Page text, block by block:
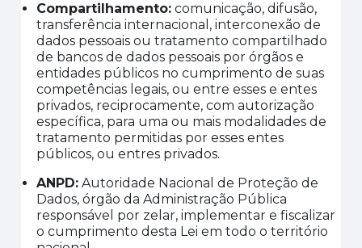
Compartilhamento: comunicação, difusão,
transferência internacional, interconexão de
dados pessoais ou tratamento compartilhado
de bancos de dados pessoais por órgãos e
entidades públicos no cumprimento de suas
competências legais, ou entre esses e entes
privados, reciprocamente, com autorização
específica, para uma ou mais modalidades de
tratamento permitidas por esses entes
públicos, ou entres privados.
ANPD: Autoridade Nacional de Proteção de
Dados, órgão da Administração Pública
responsável por zelar, implementar e fiscalizar
o cumprimento desta Lei em todo o território